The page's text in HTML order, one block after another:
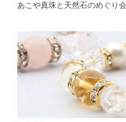
あこや真珠と天然石のめぐり